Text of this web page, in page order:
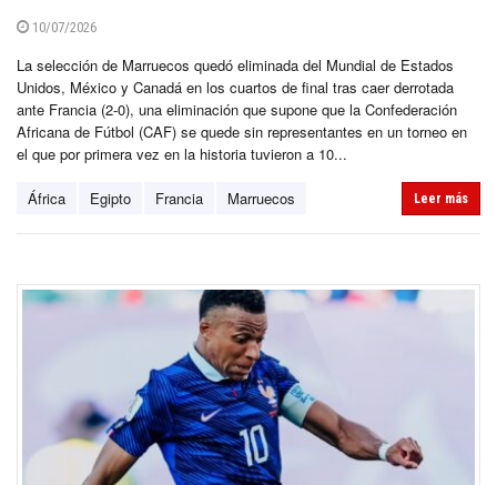
10/07/2026
La selección de Marruecos quedó eliminada del Mundial de Estados
Unidos, México y Canadá en los cuartos de final tras caer derrotada
ante Francia (2-0), una eliminación que supone que la Confederación
Africana de Fútbol (CAF) se quede sin representantes en un torneo en
el que por primera vez en la historia tuvieron a 10...
África Egipto Francia Marruecos Leer más